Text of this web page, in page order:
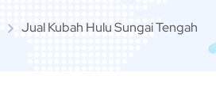
Jual Kubah Hulu Sungai Tengah